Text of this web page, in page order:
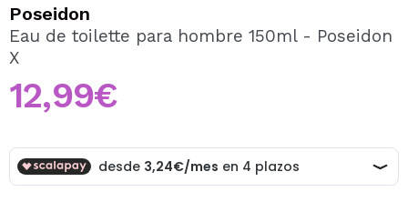
Al crear una cuenta en Maquillalia.com podrás realizar
tus compras rápidamente, revisar el estado de tus
Poseidon
Eau de toilette para hombre 150ml - Poseidon
X
12,99€